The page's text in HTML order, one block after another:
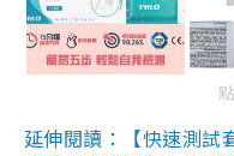
延伸閱讀：【快速測試